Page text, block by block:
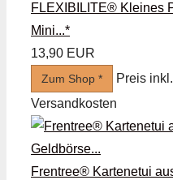
FLEXIBILITE® Kleines
Mini...*
13,90 EUR
Zum Shop *
Preis
Versandkosten
Frentree® Kartenetui